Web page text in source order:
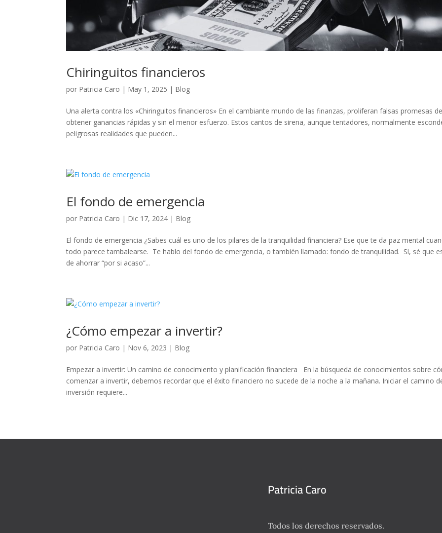
Chiringuitos financieros
por Patricia Caro | May 1, 2025 | Blog
Una alerta contra los «Chiringuitos financieros» En el cambiante mundo de las finanzas, proliferan falsas promesas de
obtener ganancias rápidas y sin el menor esfuerzo. Estos cantos de sirena, aunque tentadores, normalmente
peligrosas realidades que pueden...
El fondo de emergencia
por Patricia Caro | Dic 17, 2024 | Blog
El fondo de emergencia ¿Sabes cuál es uno de los pilares de la tranquilidad financiera? Ese que te da paz mental
todo parece tambalearse. Te hablo del fondo de emergencia, o también llamado: fondo de tranquilidad. Sí, sé que
de ahorrar “por si acaso”...
¿Cómo empezar a invertir?
por Patricia Caro | Nov 6, 2023 | Blog
Empezar a invertir: Un camino de conocimiento y planificación financiera En la búsqueda de conocimientos sobre
comenzar a invertir, debemos recordar que el éxito financiero no sucede de la noche a la mañana. Iniciar el camino
inversión requiere...
Patricia Caro
Todos los derechos reservados.